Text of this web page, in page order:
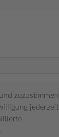
zuzustimmen,
jederzeit